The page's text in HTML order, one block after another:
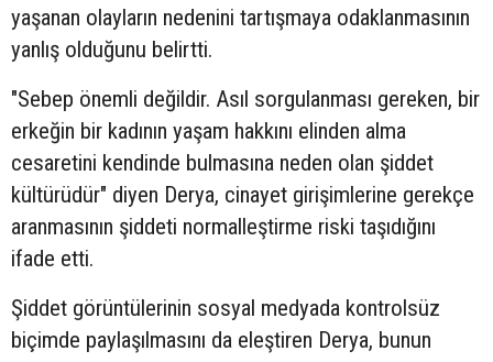
yaşanan olayların nedenini tartışmaya odaklanmasının
yanlış olduğunu belirtti.
"Sebep önemli değildir. Asıl sorgulanması gereken, bir
erkeğin bir kadının yaşam hakkını elinden alma
cesaretini kendinde bulmasına neden olan şiddet
kültürüdür" diyen Derya, cinayet girişimlerine gerekçe
aranmasının şiddeti normalleştirme riski taşıdığını
ifade etti.
Şiddet görüntülerinin sosyal medyada kontrolsüz
biçimde paylaşılmasını da eleştiren Derya, bunun